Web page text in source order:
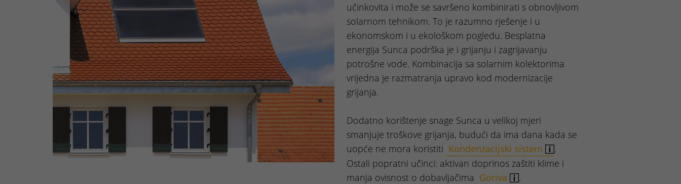
učinkovita i može se savršeno kombinirati s obnovljivom
solarnom tehnikom. To je razumno rješenje i u
ekonomskom i u ekološkom pogledu. Besplatna
energija Sunca podrška je i grijanju i zagrijavanju
potrošne vode. Kombinacija sa solarnim kolektorima
vrijedna je razmatranja upravo kod modernizacije
grijanja.
Dodatno korištenje snage Sunca u velikoj mjeri
smanjuje troškove grijanja, budući da ima dana kada se
uopće ne mora koristiti Kondenzacijski sistem
.
Ostali popratni učinci: aktivan doprinos zaštiti klime i
manja ovisnost o dobavljačima Goriva .